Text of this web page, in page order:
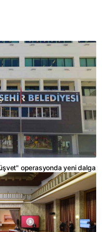
operasyonda yeni dalga